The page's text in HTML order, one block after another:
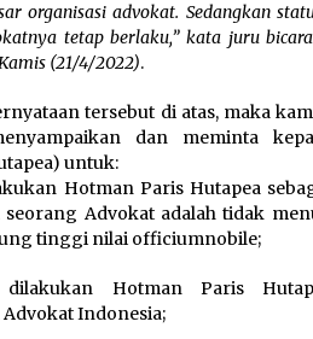
organisasi advokat. Sedangkan
tetap berlaku,” kata juru
(21/4/2022).
tersebut di atas, maka
dan meminta
untuk:
Hotman Paris Hutapea
Advokat adalah tidak
tinggi nilai officiumnobile;
Hotman Paris
Indonesia;